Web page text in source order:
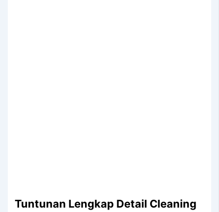
Tuntunan Lengkap Detail Cleaning